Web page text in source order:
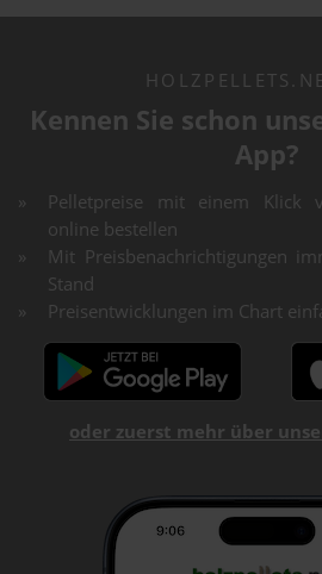
Kennen Sie schon
App?
Pelletpreise mit einem Klick
online bestellen
Mit Preisbenachrichtigungen
Stand
Preisentwicklungen im Chart
oder zuerst mehr über